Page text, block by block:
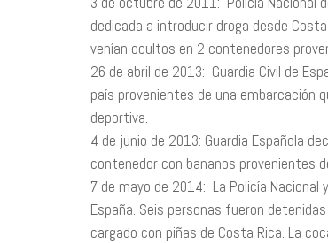
dedicada a introducir droga desde
venían ocultos en 2 contenedores
26 de abril de 2013: Guardia Civil de
país provenientes de una embarcación
deportiva.
4 de junio de 2013: Guardia Española
contenedor con bananos provenientes
7 de mayo de 2014: La Policía
España. Seis personas fueron
cargado con piñas de Costa Rica. La